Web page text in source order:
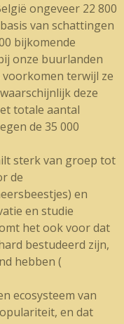
ongeveer 22 800
van schattingen
bijkomende
onze buurlanden
terwijl ze
deze
totale aantal
de 35 000
sterk van groep tot
de
en
en studie
het ook voor dat
bestudeerd zijn,
hebben (
ecosysteem van
en dat